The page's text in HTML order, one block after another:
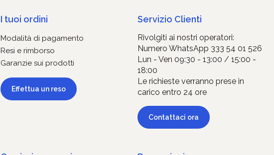
I tuoi ordini
Modalità di pagamento
Resi e rimborso
Garanzie sui prodotti
Effettua un reso
Servizio Clienti
Rivolgiti ai nostri operatori:
Numero WhatsApp 333 54 01 526
Lun - Ven 09:30 - 13:00 / 15:00 -
18:00
Le richieste verranno prese in
carico entro 24 ore
Contattaci ora